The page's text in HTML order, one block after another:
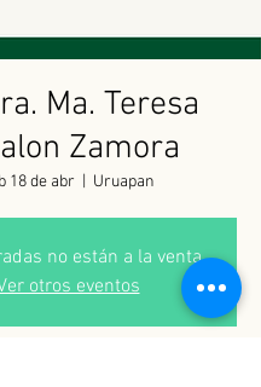
Ma. Teresa
Zamora
18 de abr Uruapan
no están a la venta
otros eventos